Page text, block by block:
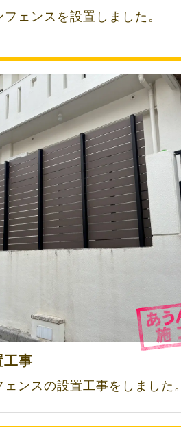
ェンスを設置しました。
工事
ンスの設置工事をしました。